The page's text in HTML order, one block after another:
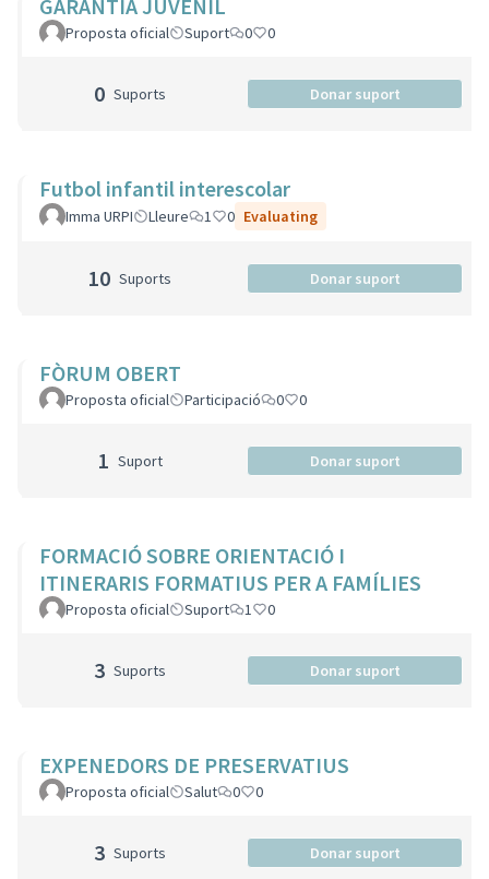
GARANTIA JUVENIL
Proposta oficial Suport 0 0
0 Suports Donar suport
Futbol infantil interescolar
Imma URPI Lleure 1 0 Evaluating
10 Suports Donar suport
FÒRUM OBERT
Proposta oficial Participació 0 0
1 Suport Donar suport
FORMACIÓ SOBRE ORIENTACIÓ I
ITINERARIS FORMATIUS PER A FAMÍLIES
Proposta oficial Suport 1 0
3 Suports Donar suport
EXPENEDORS DE PRESERVATIUS
Proposta oficial Salut 0 0
3 Suports Donar suport